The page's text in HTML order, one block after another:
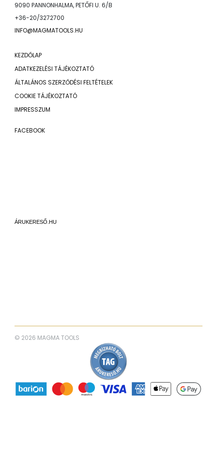
9090 PANNONHALMA, PETŐFI U. 6/B
+36-20/3272700
INFO@MAGMATOOLS.HU
KEZDŐLAP
ADATKEZELÉSI TÁJÉKOZTATÓ
ÁLTALÁNOS SZERZŐDÉSI FELTÉTELEK
COOKIE TÁJÉKOZTATÓ
IMPRESSZUM
FACEBOOK
© 2026 MAGMA TOOLS